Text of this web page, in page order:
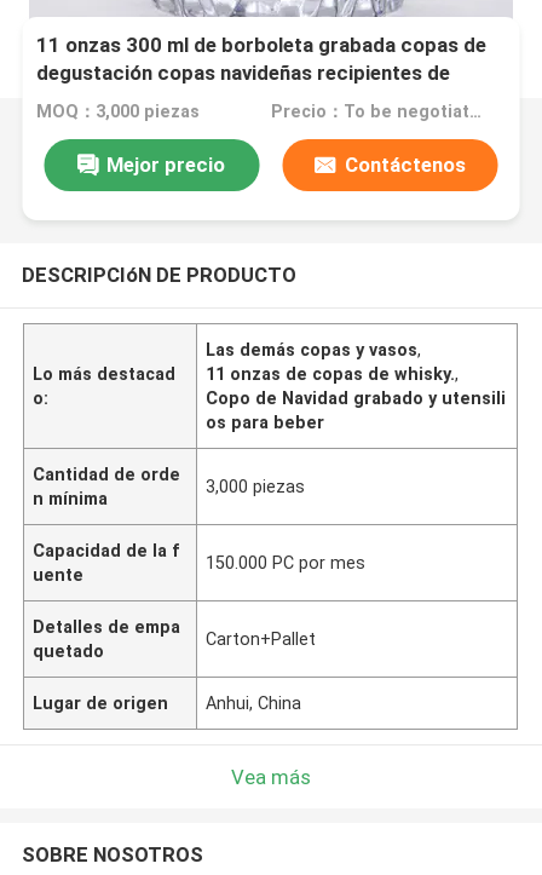
11 onzas 300 ml de borboleta grabada copas de
degustación copas navideñas recipientes de
bebida
MOQ：3,000 piezas Precio：To be negotiated
Mejor precio Contáctenos
DESCRIPCIóN DE PRODUCTO
Lo más destacad
o:
Las demás copas y vasos,
11 onzas de copas de whisky.,
Copo de Navidad grabado y utensili
os para beber
Cantidad de orde
n mínima
3,000 piezas
Capacidad de la f
uente
150.000 PC por mes
Detalles de empa
quetado
Carton+Pallet
Lugar de origen Anhui, China
Vea más
SOBRE NOSOTROS